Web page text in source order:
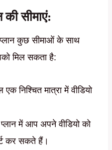
सीमाएं:
कुछ सीमाओं के साथ
मिल सकता है:
निश्चित मात्रा में वीडियो
प्लान में आप अपने वीडियो को
कर सकते हैं।